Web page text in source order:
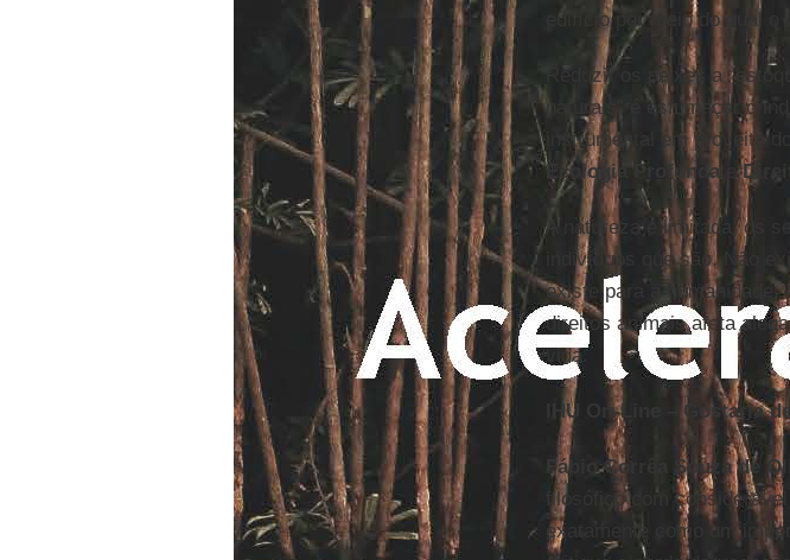
edifício por meio do qual
Reduzir os peixes a
naturais” é esfumaçar o
instrumental em proveito
Ecologia Profunda e
A natureza é limitada, os
indivíduos que são. Não
existe para a humanidade.
direitos animais afeta
vida.
IHU On-Line – Gostaria
Fábio Corrêa Souza de
filosófico com
exatamente como um